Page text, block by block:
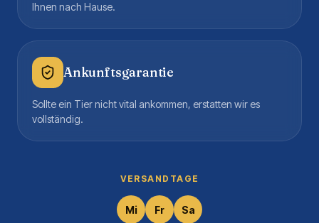
Ihnen nach Hause.
Ankunftsgarantie
Sollte ein Tier nicht vital ankommen, erstatten wir es
vollständig.
VERSANDTAGE
Mi Fr Sa